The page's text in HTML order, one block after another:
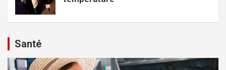
Santé